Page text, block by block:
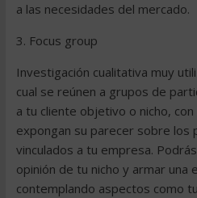
a las necesidades del mercado.
3. Focus group
Investigación cualitativa muy
cual se reúnen a grupos de
a tu cliente objetivo o nicho,
expongan su parecer sobre los
vinculados a tu empresa.
opinión de tu nicho y armar una
contemplando aspectos como